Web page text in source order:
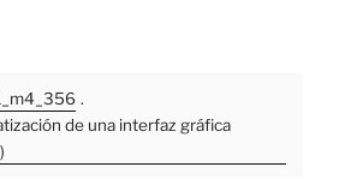
.
de una interfaz gráfica